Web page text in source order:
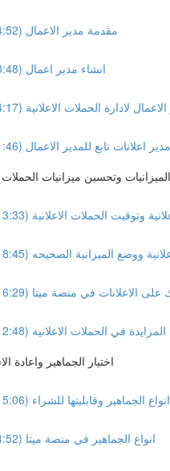
مقدمة مدير الاعمال (4:52)
انشاء مدير اعمال (3:48)
لادارة الحملات الاعلانية (4:17)
اعلانات تابع للمدير الاعمال (1:46)
وتحسين ميزانيات الحملات
وتوقيت الحملات الاعلانية (13:33)
ووضع الميزانية الصحيحه (18:45)
الاعلانات في منصة ميتا (16:29)
في الحملات الاعلانية (12:48)
اختيار الجماهير واعادة
انواع الجماهير وقابليتها للشراء (15:06)
انواع الجماهير في منصة ميتا (4:52)